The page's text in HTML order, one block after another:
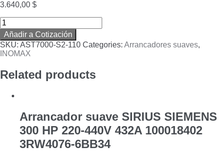
3.640,00 $
Arrancador
suave
AST7000-
S2-
110
240V
400A
Añadir a Cotización
SKU: AST7000-S2-110 Categories: Arrancadores suaves,
INOMAX
Related products
Arrancador suave SIRIUS SIEMENS
300 HP 220-440V 432A 100018402
3RW4076-6BB34